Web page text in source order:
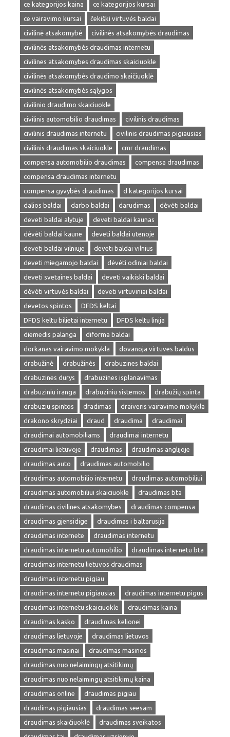
ce kategorijos kaina
ce kategorijos kursai
ce vairavimo kursai
čekiški virtuvės baldai
civilinė atsakomybė
civilinės atsakomybės draudimas
civilinės atsakomybės draudimas internetu
civilines atsakomybes draudimas skaiciuokle
civilinės atsakomybės draudimo skaičiuoklė
civilinės atsakomybės sąlygos
civilinio draudimo skaiciuokle
civilinis automobilio draudimas
civilinis draudimas
civilinis draudimas internetu
civilinis draudimas pigiausias
civilinis draudimas skaiciuokle
cmr draudimas
compensa automobilio draudimas
compensa draudimas
compensa draudimas internetu
compensa gyvybės draudimas
d kategorijos kursai
dalios baldai
darbo baldai darudimas
dėvėti baldai
deveti baldai alytuje
deveti baldai kaunas
dėvėti baldai kaune
deveti baldai utenoje
deveti baldai vilniuje
deveti baldai vilnius
deveti miegamojo baldai
dėvėti odiniai baldai
deveti svetaines baldai
deveti vaikiski baldai
dėvėti virtuvės baldai
deveti virtuviniai baldai
devetos spintos
DFDS keltai
DFDS keltu bilietai internetu
DFDS keltu linija
diemedis palanga
diforma baldai
dorkanas vairavimo mokykla
dovanoja virtuves baldus
drabužinė
drabužinės
drabuzines baldai
drabuzines durys
drabuzines isplanavimas
drabuziniu iranga
drabuziniu sistemos
drabužių spinta
drabuziu spintos
dradimas
draiveris vairavimo mokykla
drakono skrydziai
draud draudima
draudimai
draudimai automobiliams
draudimai internetu
draudimai lietuvoje
draudimas
draudimas anglijoje
draudimas auto
draudimas automobilio
draudimas automobilio internetu
draudimas automobiliui
draudimas automobiliui skaiciuokle
draudimas bta
draudimas civilines atsakomybes
draudimas compensa
draudimas gjensidige
draudimas i baltarusija
draudimas internete
draudimas internetu
draudimas internetu automobilio
draudimas internetu bta
draudimas internetu lietuvos draudimas
draudimas internetu pigiau
draudimas internetu pigiausias
draudimas internetu pigus
draudimas internetu skaiciuokle
draudimas kaina
draudimas kasko
draudimas kelionei
draudimas lietuvoje
draudimas lietuvos
draudimas masinai
draudimas masinos
draudimas nuo nelaimingų atsitikimų
draudimas nuo nelaimingų atsitikimų kaina
draudimas online
draudimas pigiau
draudimas pigiausias
draudimas seesam
draudimas skaičiuoklė
draudimas sveikatos